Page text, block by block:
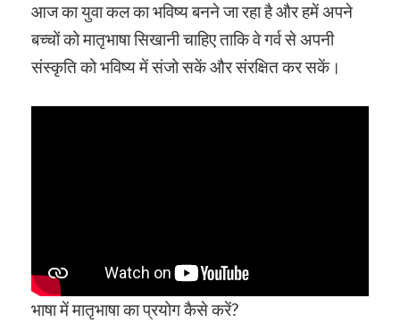
आज का युवा कल का भविष्य बनने जा रहा है और हमें अपने
बच्चों को मातृभाषा सिखानी चाहिए ताकि वे गर्व से अपनी
संस्कृति को भविष्य में संजो सकें और संरक्षित कर सकें।
भाषा में मातृभाषा का प्रयोग कैसे करें?